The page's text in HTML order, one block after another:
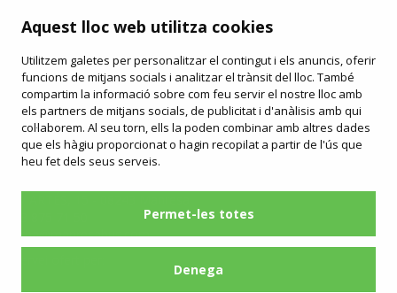
Aquest lloc web utilitza cookies
Utilitzem galetes per personalitzar el contingut i els anuncis, oferir
funcions de mitjans socials i analitzar el trànsit del lloc. També
compartim la informació sobre com feu servir el nostre lloc amb
els partners de mitjans socials, de publicitat i d'anàlisis amb qui
col·laborem. Al seu torn, ells la poden combinar amb altres dades
que els hàgiu proporcionat o hagin recopilat a partir de l'ús que
heu fet dels seus serveis.
Permet-les totes
Denega
FAQ/Drets i deures/Carta de serveis /Enllaços d'interès/
Objectes perduts /Ofertes de feina/Informació publicitat
Contacta
urba@manresabus.com
Segueix-nos